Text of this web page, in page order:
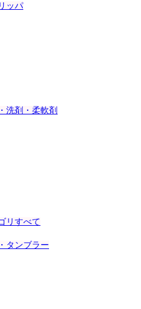
ッパ
洗剤・柔軟剤
リすべて
タンブラー